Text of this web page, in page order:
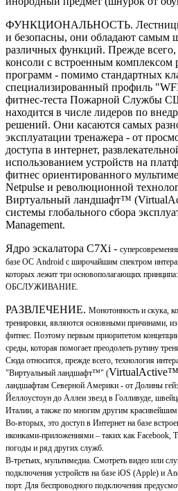
ФУНКЦИОНАЛЬНОСТЬ. Лестницы
и безопасны, они обладают самым
различных функций. Прежде всего,
консоли с встроенным
программ - помимо стандартных
специализированный профиль
фитнес-теста Пожарной Службы
находится в числе лидеров по
решений. Они касаются самых
эксплуатации тренажера - от
доступа в интернет,
использованием устройств на
фитнес ориентированного
Netpulse и революционной
Виртуальный ландшафт™
системы глобального сбора
Management.
Ядро эскалатора С7Xi -
базе ОС Android с широчайшим спектром
которых лежит три основополагающих
ОБСЛУЖИВАНИЕ.
РАЗВЛЕЧЕНИЕ. Монотонность и скука,
тренировки, являются основными причинами,
фитнес. Поэтому первым приоритетом концепции
среды, которая помогает преодолеть рутину
Сюда относится, прежде всего, технология
"Виртуальный ландшафт™" (VirtualActive™
ландшафтам Северной Америки - от Долины
Йеллоустоун до Аллеи звезд в Голливуде,
Италии, а также по многим другим
Во-вторых, это доступ в Интернет на базе
иконками-приложениями – таких как Facebook,
погоды и ряд других служб.
В-третьих, мультимедиа. Смотреть видео или
подключения устройств на базе iOS (Apple) и
порт. Для беспроводного подключения